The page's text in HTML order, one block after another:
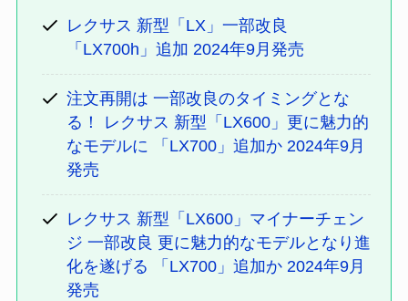
レクサス 新型「LX」一部改良
「LX700h」追加 2024年9月発売
注文再開は 一部改良のタイミングとな
る！ レクサス 新型「LX600」更に魅力的
なモデルに 「LX700」追加か 2024年9月
発売
レクサス 新型「LX600」マイナーチェン
ジ 一部改良 更に魅力的なモデルとなり進
化を遂げる 「LX700」追加か 2024年9月
発売